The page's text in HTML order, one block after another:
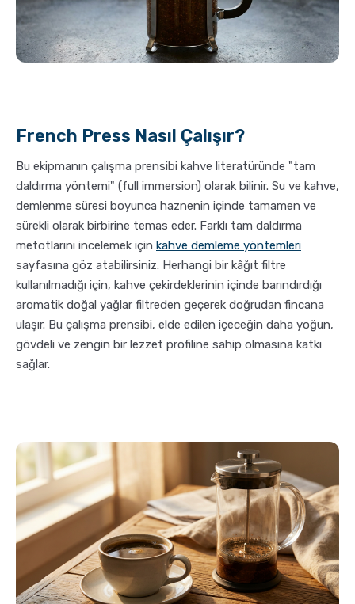
French Press Nasıl Çalışır?
Bu ekipmanın çalışma prensibi kahve literatüründe "tam
daldırma yöntemi" (full immersion) olarak bilinir. Su ve kahve,
demlenme süresi boyunca haznenin içinde tamamen ve
sürekli olarak birbirine temas eder. Farklı tam daldırma
metotlarını incelemek için kahve demleme yöntemleri
sayfasına göz atabilirsiniz. Herhangi bir kâğıt filtre
kullanılmadığı için, kahve çekirdeklerinin içinde barındırdığı
aromatik doğal yağlar filtreden geçerek doğrudan fincana
ulaşır. Bu çalışma prensibi, elde edilen içeceğin daha yoğun,
gövdeli ve zengin bir lezzet profiline sahip olmasına katkı
sağlar.